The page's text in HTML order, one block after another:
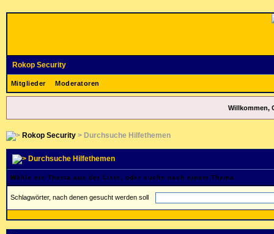
Rokop Security
Mitglieder Moderatoren
Willkommen,
Rokop Security> Durchsuche Hilfethemen
Durchsuche Hilfethemen
Wähle ein Thema aus der Liste, oder suche nach einem Thema
Schlagwörter, nach denen gesucht werden soll